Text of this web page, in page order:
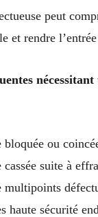
peut
et rendre
nécessitant
bloquée ou
cassée suite à
multipoints
haute sécurité